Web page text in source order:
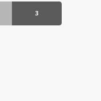
GÖNDERI(LER)
3